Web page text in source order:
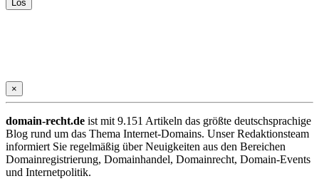
×
domain-recht.de ist mit 9.151 Artikeln das größte deutschsprachige
Blog rund um das Thema Internet-Domains. Unser Redaktionsteam
informiert Sie regelmäßig über Neuigkeiten aus den Bereichen
Domainregistrierung, Domainhandel, Domainrecht, Domain-Events
und Internetpolitik.